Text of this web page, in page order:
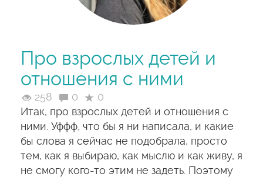
Про взрослых детей и
отношения с ними
258 0
0
Итак, про взрослых детей и отношения с
ними. Уффф, что бы я ни написала, и какие
бы слова я сейчас не подобрала, просто
тем, как я выбираю, как мыслю и как живу, я
не смогу кого-то этим не задеть. Поэтому